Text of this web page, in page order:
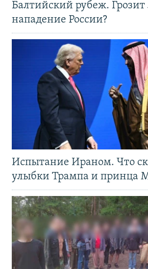
Балтийский рубеж.
нападение России?
Испытание Ираном. Что
улыбки Трампа и принца